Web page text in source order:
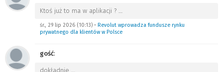
Ktoś już to ma w aplikacji ? …
śr., 29 lip 2026 (10:13) • Revolut wprowadza fundusze rynku
prywatnego dla klientów w Polsce
gość:
dokładnie …